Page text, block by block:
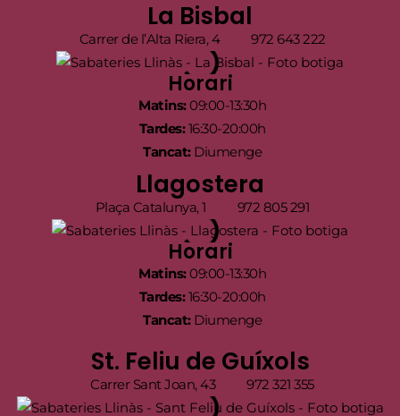
La Bisbal
Carrer de l’Alta Riera, 4 972 643 222
Horari
Matins:09:00-13:30h
Tardes:16:30-20:00h
Tancat:Diumenge
Llagostera
Plaça Catalunya, 1 972 805 291
Horari
Matins:09:00-13:30h
Tardes:16:30-20:00h
Tancat:Diumenge
St. Feliu de Guíxols
Carrer Sant Joan, 43 972 321 355